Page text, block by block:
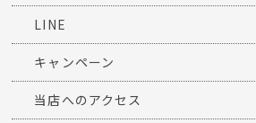
LINE
キャンペーン
当店へのアクセス